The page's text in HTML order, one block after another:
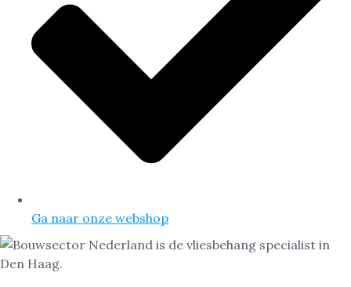
Ga naar onze webshop